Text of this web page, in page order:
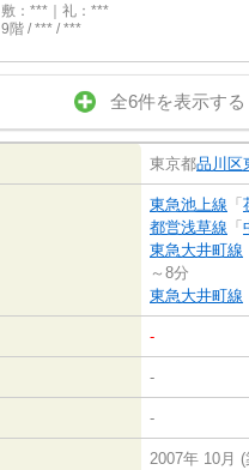
敷：***｜礼：***
9階 / *** / ***
全6件を表示する
東京都品川区
東急池上線 「
都営浅草線 「
東急大井町線
～8分
東急大井町線
-
-
-
2007年 10月